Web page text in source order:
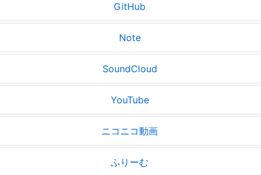
GitHub
Note
SoundCloud
YouTube
ニコニコ動画
ふりーむ